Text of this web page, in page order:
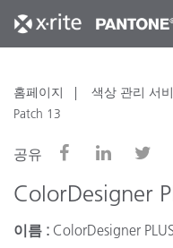
홈페이지 색상 관리 서
Patch 13
공유
ColorDesigner
이름 : ColorDesigner